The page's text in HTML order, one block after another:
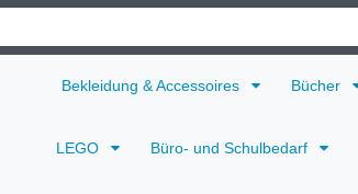
Bekleidung & Accessoires Bücher
LEGO Büro- und Schulbedarf